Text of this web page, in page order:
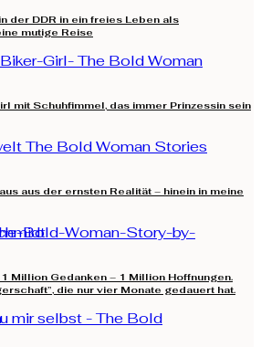
der DDR in ein freies Leben als
mutige Reise
mit Schuhfimmel, das immer Prinzessin sein
aus der ernsten Realität – hinein in meine
Million Gedanken – 1 Million Hoffnungen.
die nur vier Monate gedauert hat.